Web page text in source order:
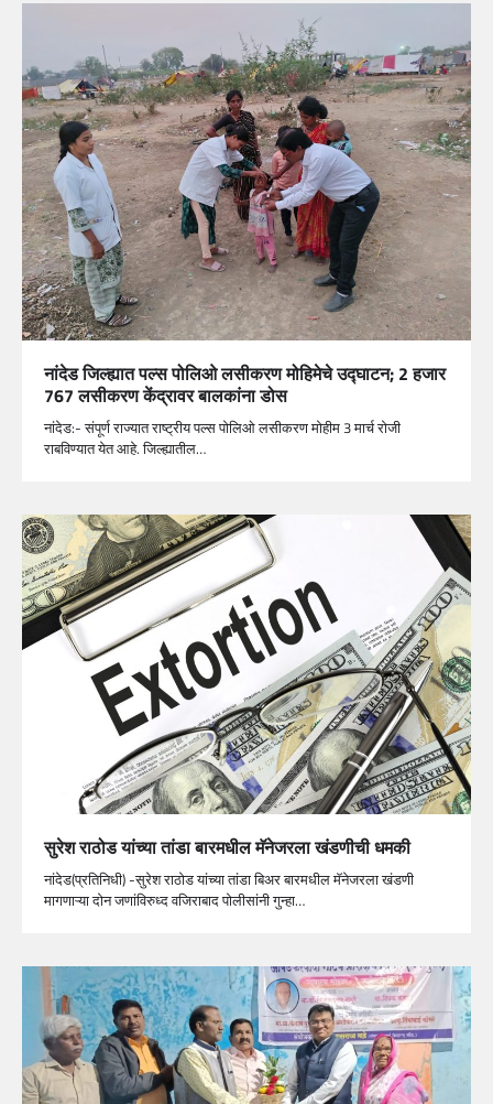
नांदेड जिल्ह्यात पल्स पोलिओ लसीकरण मोहिमेचे उद्घाटन; 2 हजार
767 लसीकरण केंद्रावर बालकांना डोस
नांदेड:- संपूर्ण राज्यात राष्ट्रीय पल्स पोलिओ लसीकरण मोहीम 3 मार्च रोजी
राबविण्यात येत आहे. जिल्ह्यातील…
सुरेश राठोड यांच्या तांडा बारमधील मॅनेजरला खंडणीची धमकी
नांदेड(प्रतिनिधी) -सुरेश राठोड यांच्या तांडा बिअर बारमधील मॅनेजरला खंडणी
मागणाऱ्या दोन जणांविरुध्द वजिराबाद पोलीसांनी गुन्हा…